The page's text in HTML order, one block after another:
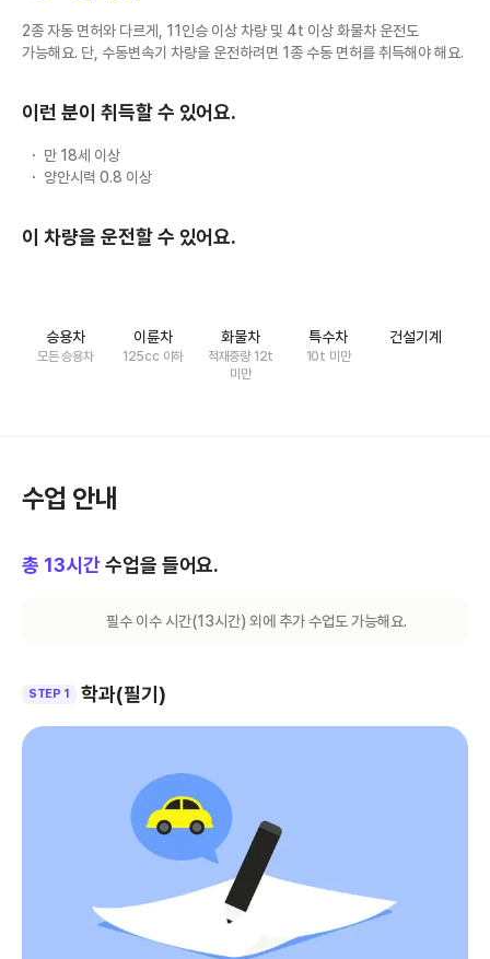
2종 자동 면허와 다르게, 11인승 이상 차량 및 4t 이상 화물차 운전도
가능해요. 단, 수동변속기 차량을 운전하려면 1종 수동 면허를 취득해야 해요.
이런 분이 취득할 수 있어요.
만 18세 이상
양안시력 0.8 이상
이 차량을 운전할 수 있어요.
승용차
모든 승용차
이륜차
125cc 이하
화물차
적재중량 12t
미만
특수차
10t 미만
건설기계
수업 안내
총 13시간 수업을 들어요.
필수 이수 시간(13시간) 외에 추가 수업도 가능해요.
STEP 1 학과(필기)